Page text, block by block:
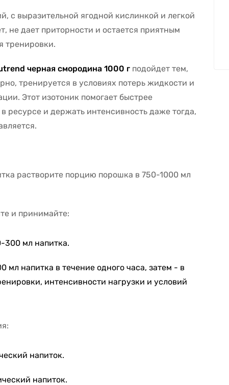
с выразительной ягодной кислинкой и легкой
не дает приторности и остается приятным
тренировки.
черная смородина 1000 г подойдет тем,
тренируется в условиях потерь жидкости и
Этот изотоник помогает быстрее
в ресурсе и держать интенсивность даже тогда,
растворите порцию порошка в 750-1000 мл
и принимайте:
300 мл напитка.
мл напитка в течение одного часа, затем - в
интенсивности нагрузки и условий
напиток.
напиток.